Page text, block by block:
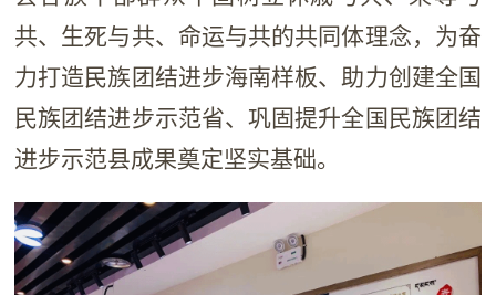
共、生死与共、命运与共的共同体理念，为奋
力打造民族团结进步海南样板、助力创建全国
民族团结进步示范省、巩固提升全国民族团结
进步示范县成果奠定坚实基础。